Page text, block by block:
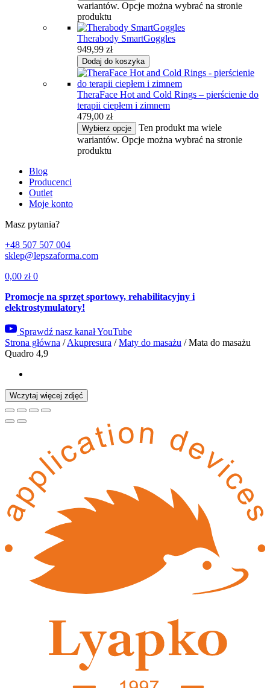
wariantów. Opcje można wybrać na stronie
produktu
Therabody SmartGoggles
949,99 zł
Dodaj do koszyka
TheraFace Hot and Cold Rings – pierścienie do
terapii ciepłem i zimnem
479,00 zł
Wybierz opcje
Ten produkt ma wiele
wariantów. Opcje można wybrać na stronie
produktu
Blog
Producenci
Outlet
Moje konto
Masz pytania?
+48 507 507 004
sklep@lepszaforma.com
0,00 zł 0
Promocje na sprzęt sportowy, rehabilitacyjny i
elektrostymulatory!
Sprawdź nasz kanał YouTube
Strona główna /Akupresura /Maty do masażu /Mata do masażu
Quadro 4,9
Wczytaj więcej zdjęć